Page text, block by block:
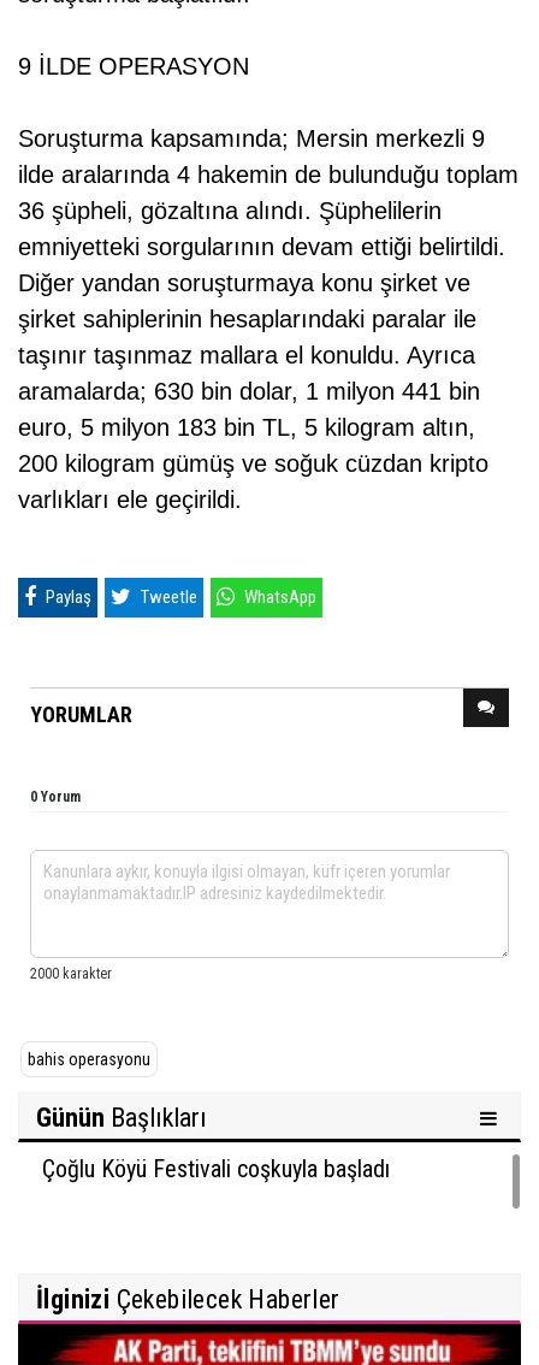
9 İLDE OPERASYON
Soruşturma kapsamında; Mersin merkezli 9
ilde aralarında 4 hakemin de bulunduğu toplam
36 şüpheli, gözaltına alındı. Şüphelilerin
emniyetteki sorgularının devam ettiği belirtildi.
Diğer yandan soruşturmaya konu şirket ve
şirket sahiplerinin hesaplarındaki paralar ile
taşınır taşınmaz mallara el konuldu. Ayrıca
aramalarda; 630 bin dolar, 1 milyon 441 bin
euro, 5 milyon 183 bin TL, 5 kilogram altın,
200 kilogram gümüş ve soğuk cüzdan kripto
varlıkları ele geçirildi.
Paylaş Tweetle WhatsApp
YORUMLAR
0 Yorum
bahis operasyonu
Günün Başlıkları
Çoğlu Köyü Festivali coşkuyla başladı
İlginizi Çekebilecek Haberler